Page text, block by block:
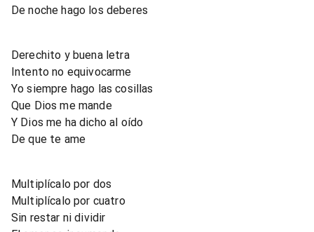
De noche hago los deberes
Derechito y buena letra
Intento no equivocarme
Yo siempre hago las cosillas
Que Dios me mande
Y Dios me ha dicho al oído
De que te ame
Multiplícalo por dos
Multiplícalo por cuatro
Sin restar ni dividir